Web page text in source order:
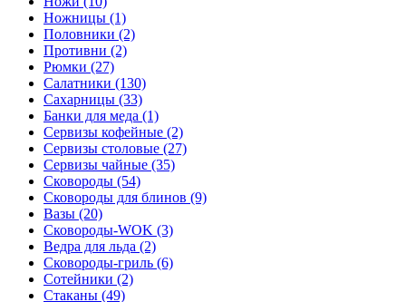
Ножницы (1)
Половники (2)
Противни (2)
Рюмки (27)
Салатники (130)
Сахарницы (33)
Банки для меда (1)
Сервизы кофейные (2)
Сервизы столовые (27)
Сервизы чайные (35)
Сковороды (54)
Сковороды для блинов (9)
Вазы (20)
Сковороды-WOK (3)
Ведра для льда (2)
Сковороды-гриль (6)
Сотейники (2)
Стаканы (49)